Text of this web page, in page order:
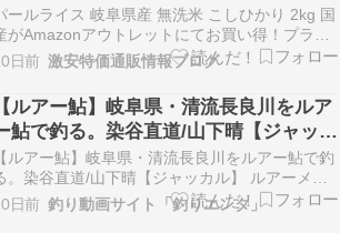
ールライス 岐阜県産 無洗米 こしひかり 2kg 国
がAmazonアウトレットにてお買い得！プライ
会員または3500円以上の注文で送料無料！⇒ア
ウトレット情報(blogranking)⇒訳あり品セール情
報(blogranking)※記事作成時点の販売価格です。
【商品説明】豊…
日前 激安特価通販情報ブログ
【ルアー鮎】岐阜県・清流長良川をルア
鮎で釣る。染谷直道/山下晴【ジャッカ
ル】
【ルアー鮎】岐阜県・清流長良川をルアー鮎で釣
。染谷直道/山下晴【ジャッカル】 ルアーメー
ーのJACKALL（ジャッカル）がお送りする
『JACKALL STATION』！ ルアーの使い方やバス
日前 釣り動画サイト「釣りエンタ」